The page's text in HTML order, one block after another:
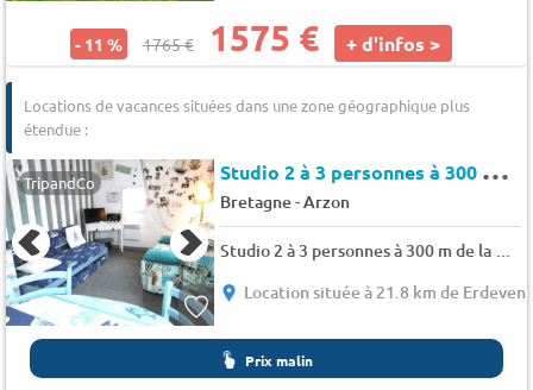
- 11 % 1765 € 1575 € + d'infos >
Locations de vacances situées dans une zone géographique plus
étendue :
TripandCo S
tudio 2 à 3 personnes à 300 m de la plage avec piscine à Port Crouesty - Bretagne douce
Bretagne-Arzon
Location située à 21.8 km de Erdeven
Prix malin